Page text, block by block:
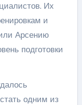
Их
и
Арсению
подготовки
одним из